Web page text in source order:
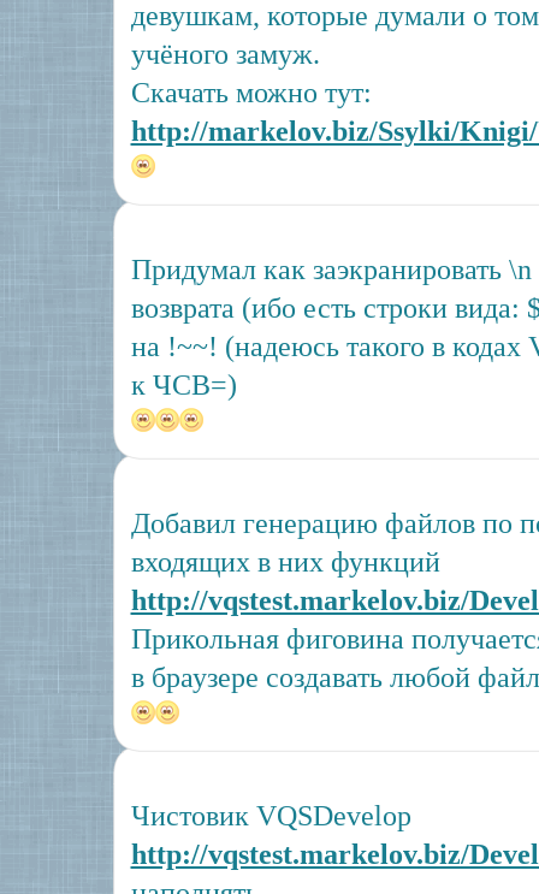
девушкам, которые думали о
учёного замуж.
Скачать можно тут:
http://markelov.biz/Ssylki/
Придумал как заэкранировать
возврата (ибо есть строки
на !~~! (надеюсь такого в кодах
к ЧСВ=)
Добавил генерацию файлов по
входящих в них функций
http://vqstest.markelov.biz/
Прикольная фиговина
в браузере создавать любой
Чистовик VQSDevelop
http://vqstest.markelov.biz/